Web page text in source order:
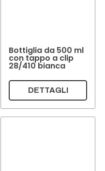
Bottiglia da 500 ml
con tappo a clip
28/410 bianca
DETTAGLI